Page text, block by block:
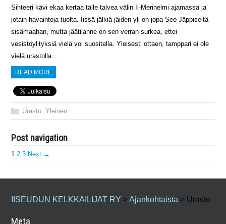
Sihteeri kävi ekaa kertaa tälle talvea välin Ii-Merihelmi ajamassa ja
jotain havaintoja tuolta. Iissä jälkiä jäiden yli on jopa Seo Jäppiseltä
sisämaahan, mutta jäätilanne on sen verran surkea, ettei
vesistöylityksiä vielä voi suositella. Yleisesti ottaen, tamppari ei ole
vielä urastolla…
READ MORE
Urasto,Yleinen
Post navigation
1 2 3 Next →
IISEUDUN KELKKAILIJAT RY >Ajankohtaista > Urasto
Meta